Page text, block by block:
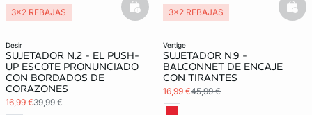
desir
SUJETADOR N.2 - EL PUSH-
UP ESCOTE PRONUNCIADO
CON BORDADOS DE
CORAZONES
16,99 €39,99 €
3x2 REBAJAS basketfull
vertige
SUJETADOR N.9 -
BALCONNET DE ENCAJE
CON TIRANTES
16,99 €45,99 €
3x2 REBAJAS